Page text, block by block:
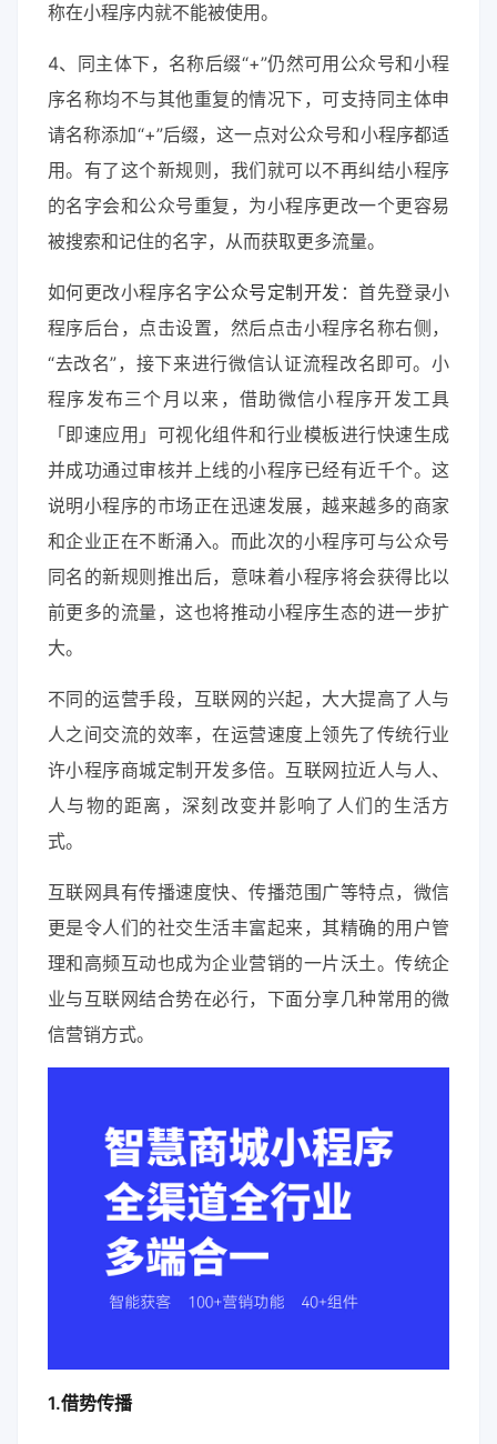
称在小程序内就不能被使用。
4、同主体下，名称后缀“+”仍然可用公众号和小程
序名称均不与其他重复的情况下，可支持同主体申
请名称添加“+”后缀，这一点对公众号和小程序都适
用。有了这个新规则，我们就可以不再纠结小程序
的名字会和公众号重复，为小程序更改一个更容易
被搜索和记住的名字，从而获取更多流量。
如何更改小程序名字公众号定制开发 ：首先登录小
程序后台，点击设置，然后点击小程序名称右侧，
“去改名”，接下来进行微信认证流程改名即可。小
程序发布三个月以来，借助微信小程序开发工具
「即速应用」可视化组件和行业模板进行快速生成
并成功通过审核并上线的小程序已经有近千个。这
说明小程序的市场正在迅速发展，越来越多的商家
和企业正在不断涌入。而此次的小程序可与公众号
同名的新规则推出后，意味着小程序将会获得比以
前更多的流量，这也将推动小程序生态的进一步扩
大。
不同的运营手段，互联网的兴起，大大提高了人与
人之间交流的效率，在运营速度上领先了传统行业
许小程序商城定制开发多倍。互联网拉近人与人、
人与物的距离，深刻改变并影响了人们的生活方
式。
互联网具有传播速度快、传播范围广等特点，微信
更是令人们的社交生活丰富起来，其精确的用户管
理和高频互动也成为企业营销的一片沃土。传统企
业与互联网结合势在必行，下面分享几种常用的微
信营销方式。
1.借势传播